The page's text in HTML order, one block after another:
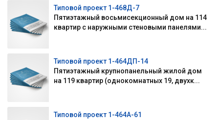
Типовой проект 1-468Д-7
Пятиэтажный восьмисекционный дом на 114
квартир с наружными стеновыми панелями...
Типовой проект 1-464ДП-14
Пятиэтажный крупнопанельный жилой дом
на 119 квартир (однокомнатных 19, двухк...
Типовой проект 1-464А-61